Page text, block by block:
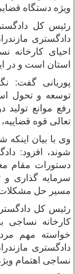
دستگاه قضایی
کل
کارخانه
است و در
گفت:
و تحول
موانع تولید
قوه قضاییه،
با بیان اینکه
افزود:
مقام
گذاری و
حل مشکلات
کل دادگستری
نساجی
مهم
اهتمام ویژه